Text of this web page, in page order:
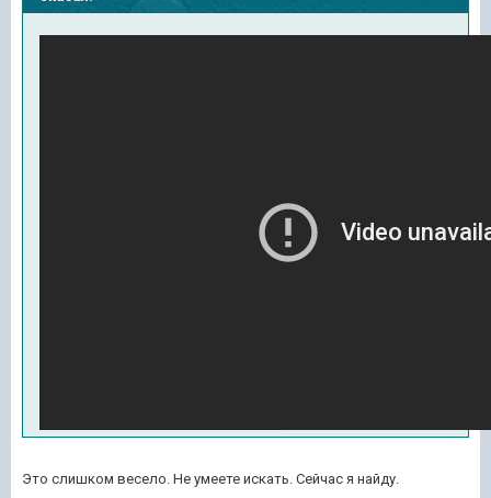
Это слишком весело. Не умеете искать. Сейчас я найду.